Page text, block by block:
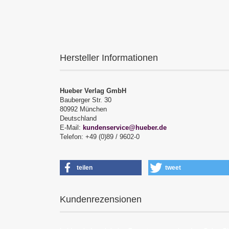
Hersteller Informationen
Hueber Verlag GmbH
Bauberger Str. 30
80992 München
Deutschland
E-Mail: kundenservice@hueber.de
Telefon: +49 (0)89 / 9602-0
teilen tweet
Kundenrezensionen